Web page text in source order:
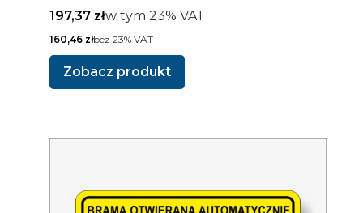
pełnego otwarcia
Cena brutto
197,37 złw tym %s VAT
w tym 23% VAT
Cena netto
160,46 złbez 23% VAT
Zobacz produkt